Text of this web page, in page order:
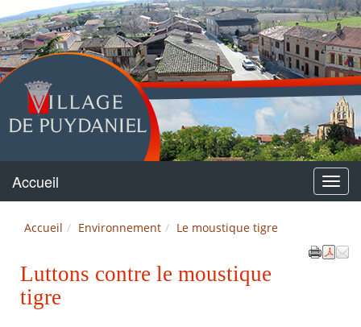
Puydaniel
Menu
Accueil
Accueil Environnement Le moustique tigre
Luttons contre le moustique
tigre